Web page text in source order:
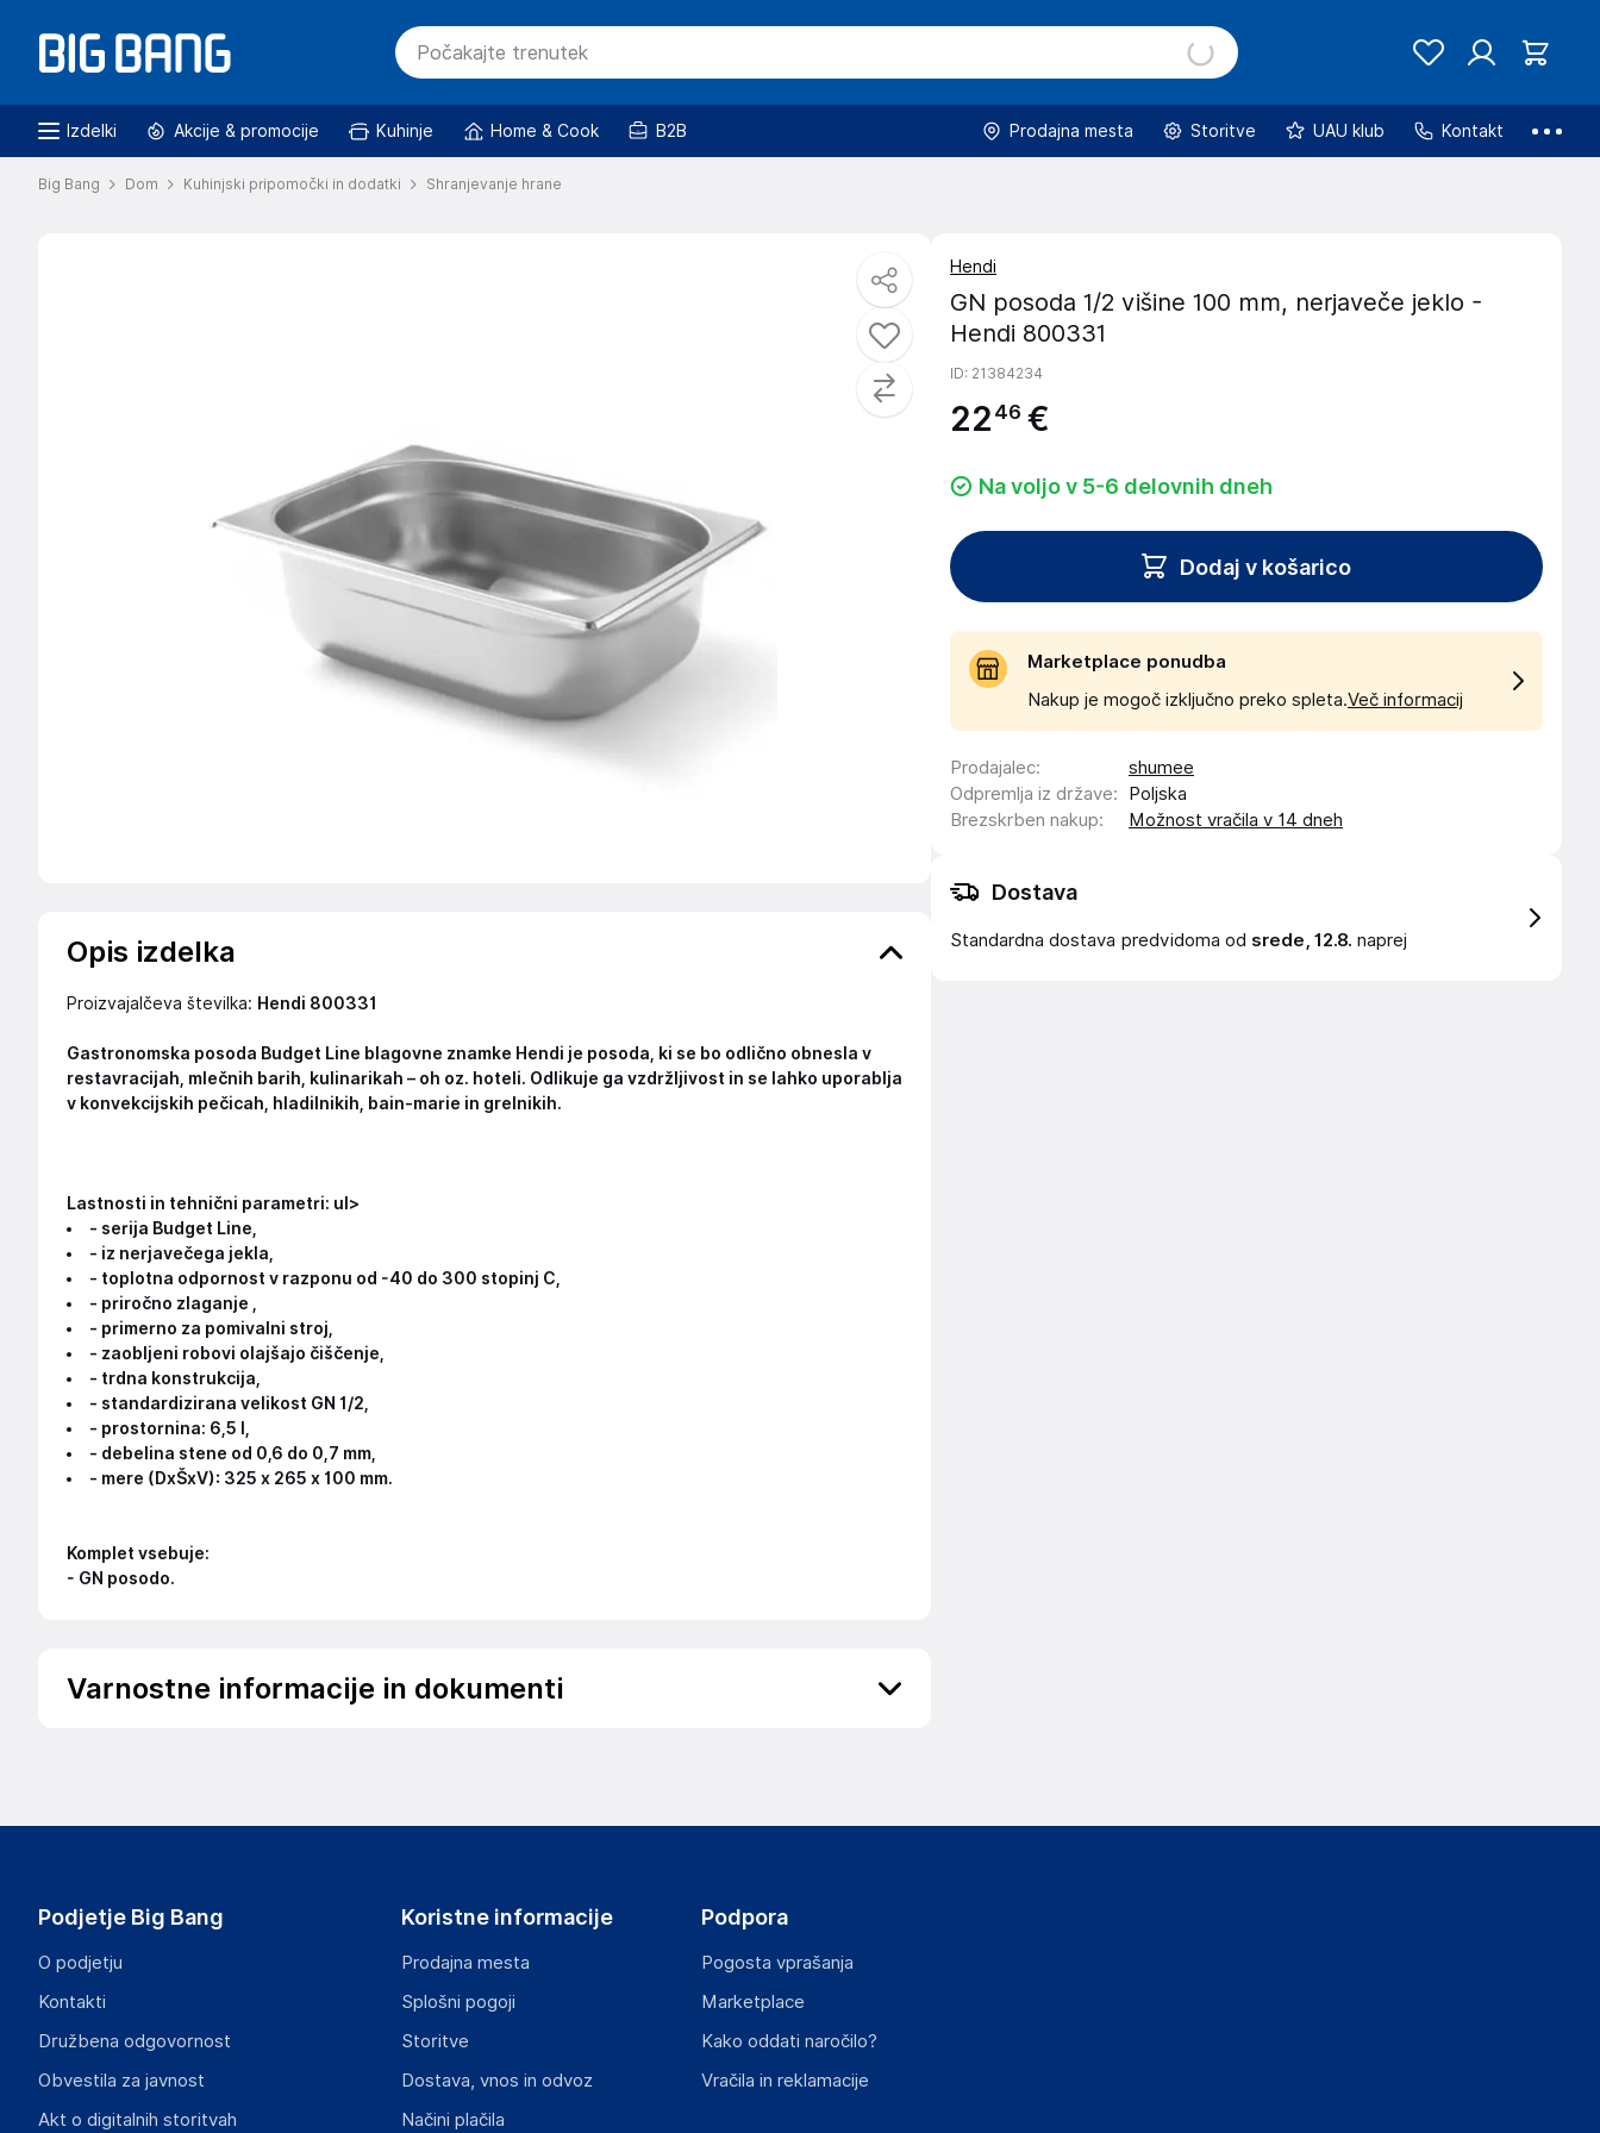
Izdelki Akcije & promocije Kuhinje Home & Cook B2B Prodajna mesta Storitve UAU klub Kontakt
Big Bang Dom Kuhinjski pripomočki in dodatki Shranjevanje hrane
Opis izdelka
Proizvajalčeva številka: Hendi 800331
Gastronomska posoda Budget Line blagovne znamke Hendi je posoda, ki se bo odlično obnesla v
restavracijah, mlečnih barih, kulinarikah – oh oz. hoteli. Odlikuje ga vzdržljivost in se lahko uporablja
v konvekcijskih pečicah, hladilnikih, bain-marie in grelnikih.
Lastnosti in tehnični parametri: ul>
- serija Budget Line,
- iz nerjavečega jekla,
- toplotna odpornost v razponu od -40 do 300 stopinj C,
- priročno zlaganje ,
- primerno za pomivalni stroj,
- zaobljeni robovi olajšajo čiščenje,
- trdna konstrukcija,
- standardizirana velikost GN 1/2,
- prostornina: 6,5 l,
- debelina stene od 0,6 do 0,7 mm,
- mere (DxŠxV): 325 x 265 x 100 mm.
Komplet vsebuje:
- GN posodo.
Varnostne informacije in dokumenti
kontakt@hurtowniaprzemyslowa.pl
Gospodarski subjekt s sedežem v EU, ki zagotavlja skladnost izdelka z zahtevanimi predpisi.
Urszuli 17, 65-147 Zielona Góra
Poland
Hendi
GN posoda 1/2 višine 100 mm, nerjaveče jeklo -
Hendi 800331
ID: 21384234
22 46 €
Na voljo v 5-6 delovnih dneh
Dodaj v košarico
Marketplace ponudba
Nakup je mogoč izključno preko spleta.Več informacij
Prodajalec:
shumee
Odpremlja iz države:
Poljska
Brezskrben nakup: Možnost vračila v 14 dneh
Dostava
Standardna dostava predvidoma od srede, 12.8. naprej
Podjetje Big Bang
O podjetju
Kontakti
Družbena odgovornost
Obvestila za javnost
Akt o digitalnih storitvah
Koristne informacije
Prodajna mesta
Splošni pogoji
Storitve
Dostava, vnos in odvoz
Načini plačila
Podpora
Pogosta vprašanja
Marketplace
Kako oddati naročilo?
Vračila in reklamacije